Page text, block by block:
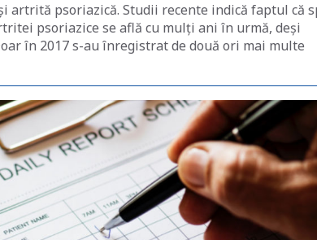
artrită psoriazică. Studii recente indică faptul că
psoriazice se află cu mulți ani în urmă, deși
în 2017 s-au înregistrat de două ori mai multe